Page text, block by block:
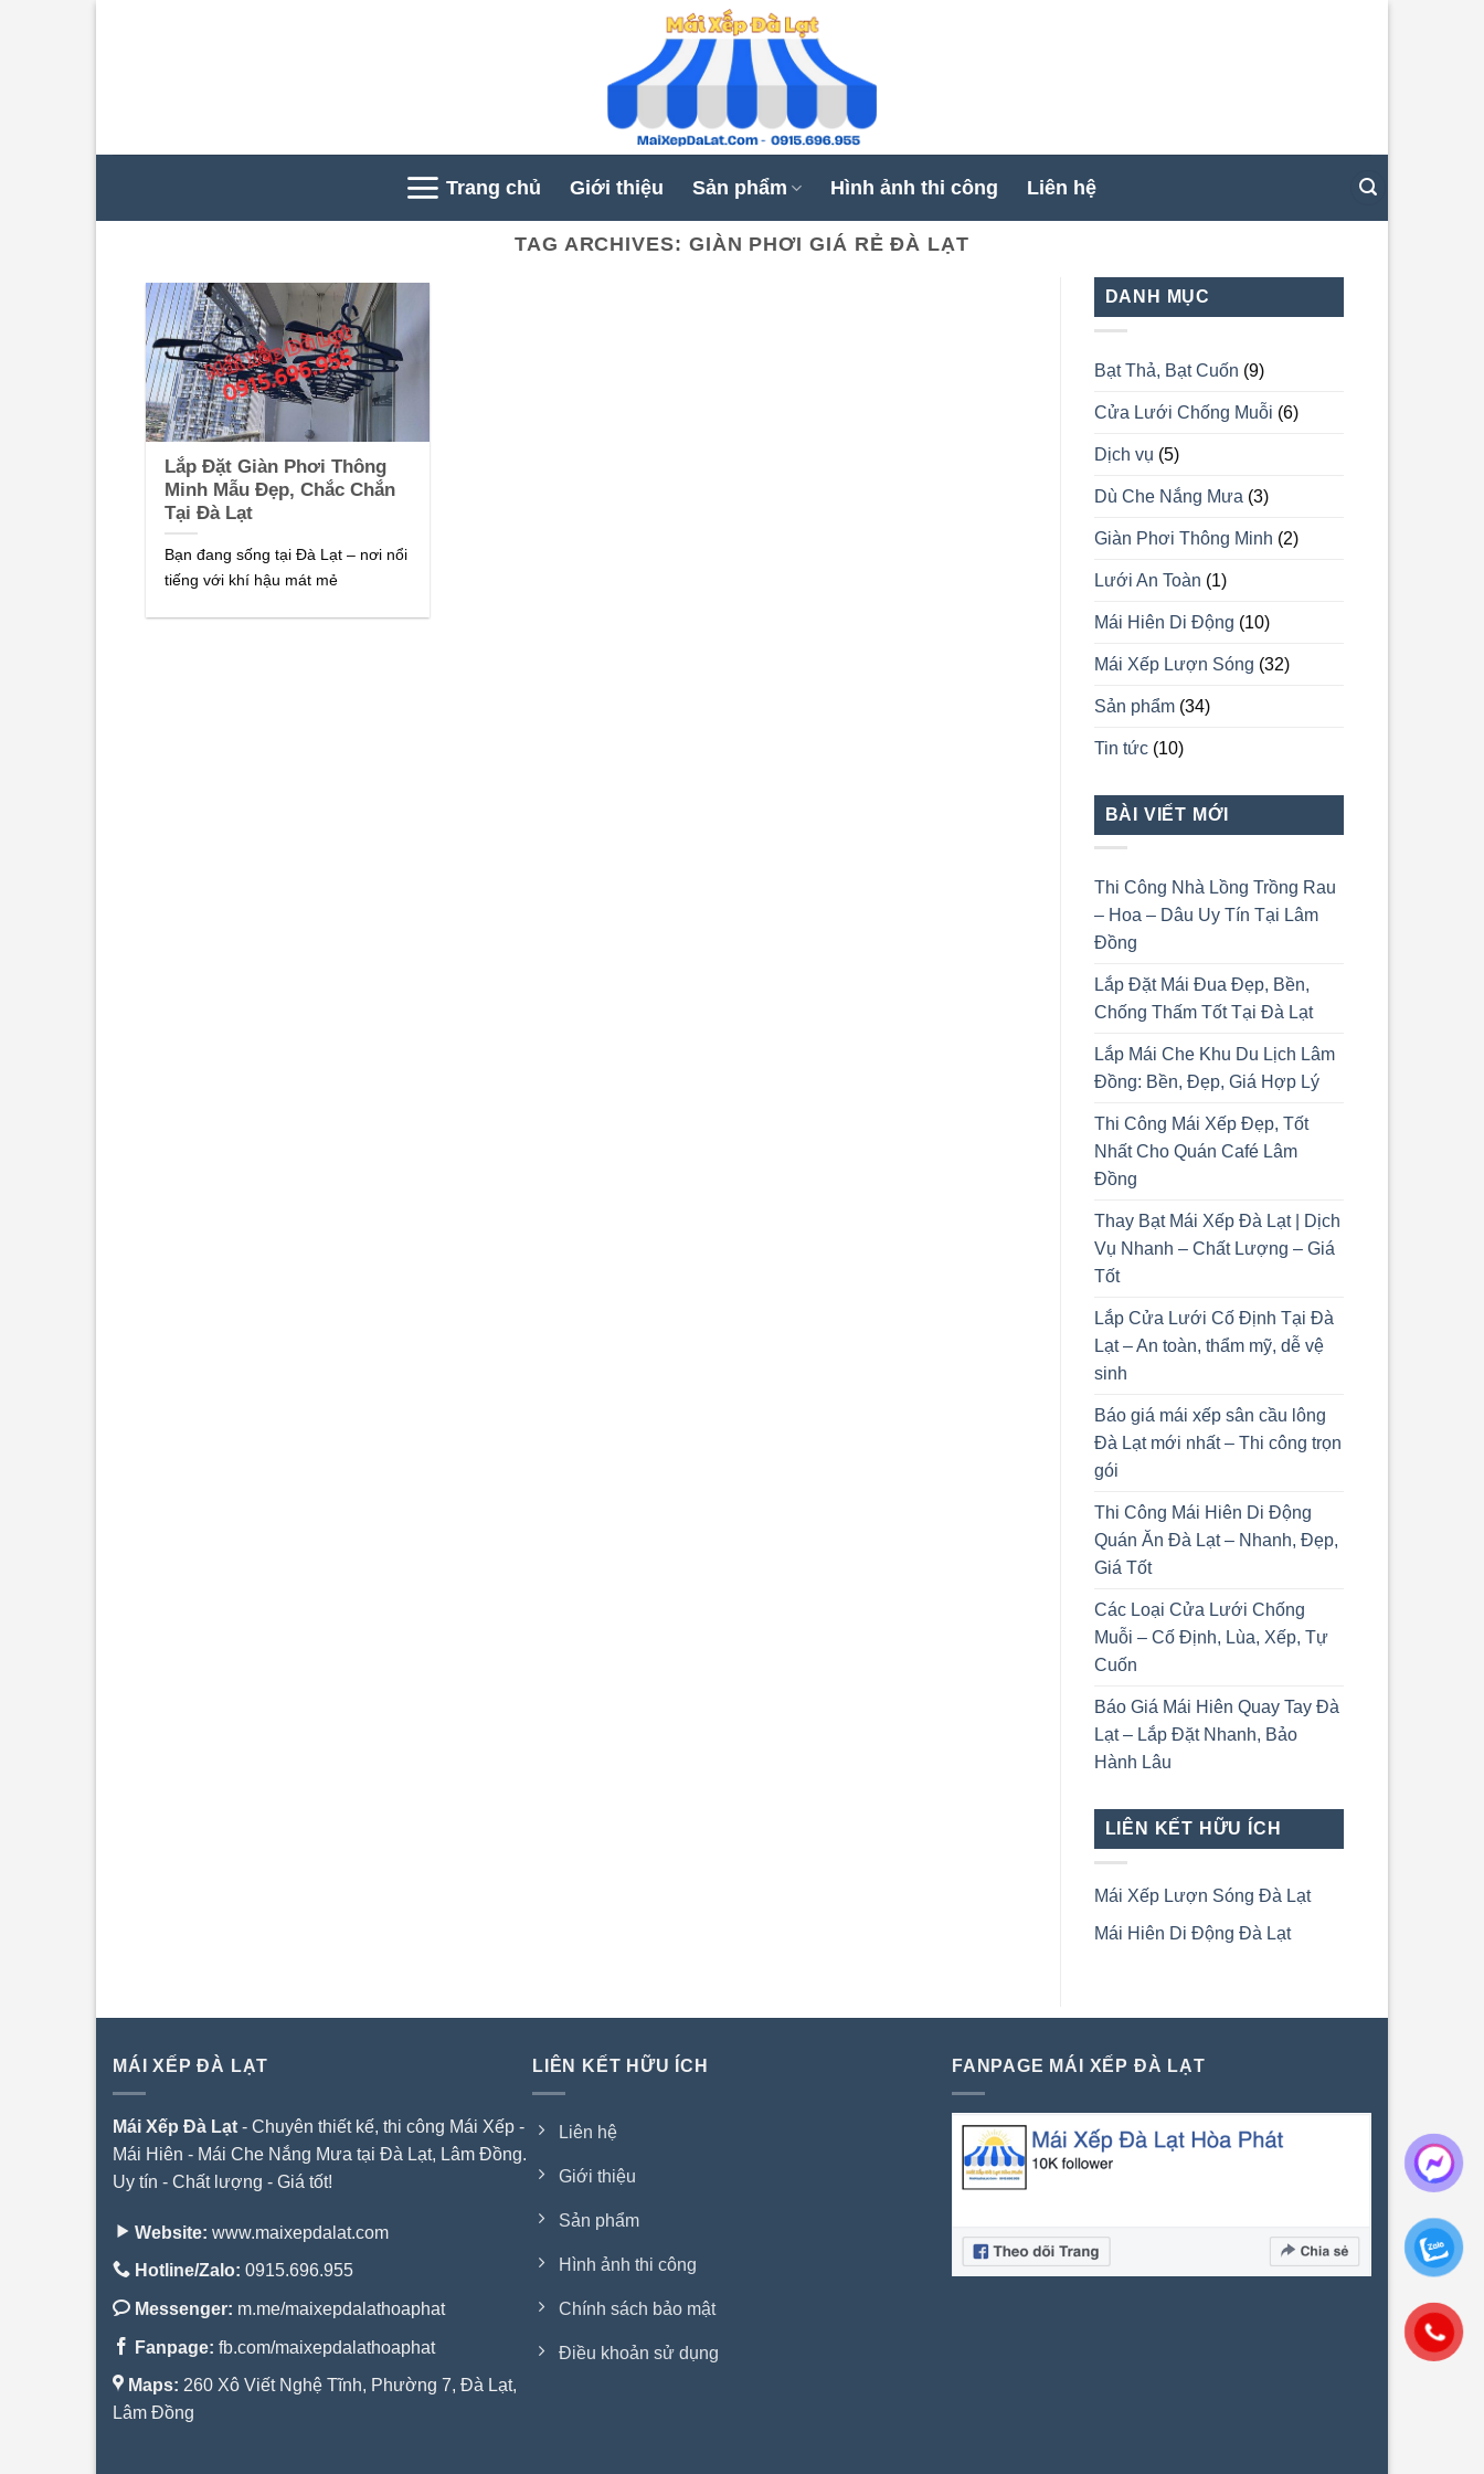
Trang chủ Giới thiệu Sản phẩm Hình ảnh thi công Liên hệ
TAG ARCHIVES: GIÀN PHƠI GIÁ RẺ ĐÀ LẠT
Lắp Đặt Giàn Phơi Thông
Minh Mẫu Đẹp, Chắc Chắn
Tại Đà Lạt
Bạn đang sống tại Đà Lạt – nơi nổi
tiếng với khí hậu mát mẻ
DANH MỤC
Bạt Thả, Bạt Cuốn (9)
Cửa Lưới Chống Muỗi (6)
Dịch vụ (5)
Dù Che Nắng Mưa (3)
Giàn Phơi Thông Minh (2)
Lưới An Toàn (1)
Mái Hiên Di Động (10)
Mái Xếp Lượn Sóng (32)
Sản phẩm(34)
Tin tức(10)
BÀI VIẾT MỚI
Thi Công Nhà Lồng Trồng Rau
– Hoa – Dâu Uy Tín Tại Lâm
Đồng
Lắp Đặt Mái Đua Đẹp, Bền,
Chống Thấm Tốt Tại Đà Lạt
Lắp Mái Che Khu Du Lịch Lâm
Đồng: Bền, Đẹp, Giá Hợp Lý
Thi Công Mái Xếp Đẹp, Tốt
Nhất Cho Quán Café Lâm
Đồng
Thay Bạt Mái Xếp Đà Lạt | Dịch
Vụ Nhanh – Chất Lượng – Giá
Tốt
Lắp Cửa Lưới Cố Định Tại Đà
Lạt – An toàn, thẩm mỹ, dễ vệ
sinh
Báo giá mái xếp sân cầu lông
Đà Lạt mới nhất – Thi công trọn
gói
Thi Công Mái Hiên Di Động
Quán Ăn Đà Lạt – Nhanh, Đẹp,
Giá Tốt
Các Loại Cửa Lưới Chống
Muỗi – Cố Định, Lùa, Xếp, Tự
Cuốn
Báo Giá Mái Hiên Quay Tay Đà
Lạt – Lắp Đặt Nhanh, Bảo
Hành Lâu
LIÊN KẾT HỮU ÍCH
Mái Xếp Lượn Sóng Đà Lạt
Mái Hiên Di Động Đà Lạt
MÁI XẾP ĐÀ LẠT
Mái Xếp Đà Lạt - Chuyên thiết kế, thi công Mái Xếp -
Mái Hiên - Mái Che Nắng Mưa tại Đà Lạt, Lâm Đồng.
Uy tín - Chất lượng - Giá tốt!
Website: www.maixepdalat.com
Hotline/Zalo: 0915.696.955
Messenger: m.me/maixepdalathoaphat
Fanpage: fb.com/maixepdalathoaphat
Maps: 260 Xô Viết Nghệ Tĩnh, Phường 7, Đà Lạt,
Lâm Đồng
LIÊN KẾT HỮU ÍCH
Liên hệ
Giới thiệu
Sản phẩm
Hình ảnh thi công
Chính sách bảo mật
Điều khoản sử dụng
FANPAGE MÁI XẾP ĐÀ LẠT